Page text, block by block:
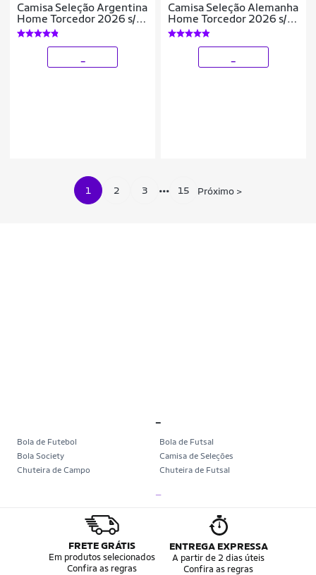
Camisa Seleção Argentina
Home Torcedor 2026 s/n
Adidas Masculina
Camisa Seleção Alemanha
Home Torcedor 2026 s/n
Adidas Masculina
1 2 3 ••• 15 Próximo >
Bola de Futebol
Bola de Futsal
Bola Society
Camisa de Seleções
Chuteira de Campo
Chuteira de Futsal
Tênis de Corrida Feminino
Bola da Copa
Mini Bola da Copa
Álbum da Copa
Boné do Brasil
Bandeira do Brasil
Moletom Seleção Brasileira
FRETE GRÁTIS
Em produtos selecionados
Confira as regras
ENTREGA EXPRESSA
A partir de 2 dias úteis
Confira as regras